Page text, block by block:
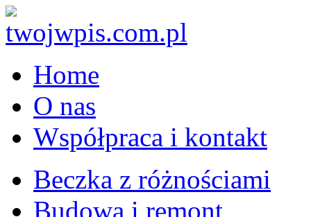
Home
O nas
Współpraca i kontakt
Beczka z różnościami
Budowa i remont